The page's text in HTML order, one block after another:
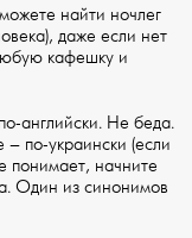
найти ночлег
даже если нет
кафешку и
английски. Не беда.
по-украински (если
понимает, начните
Один из синонимов